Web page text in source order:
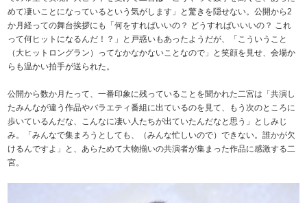
めて凄いことになっているという気がします」と驚きを隠せない。公開から2
か月経っての舞台挨拶にも「何をすればいいの？ どうすればいいいの？ これ
って何ヒットになるんだ！？」と戸惑いもあったようだが、「こういうこと
（大ヒットロングラン）ってなかなかないことなので」と笑顔を見せ、会場か
らも温かい拍手が送られた。
公開から数か月たって、一番印象に残っていることを聞かれた二宮は「共演し
たみんなが違う作品やバラエティ番組に出ているのを見て、もう次のところに
歩いているんだな、こんなに凄い人たちが出ていたんだなと思う」としみじ
み。「みんなで集まろうとしても、（みんな忙しいので）できない。誰かが欠
けるんですよ」と、あらためて大物揃いの共演者が集まった作品に感激する二
宮。